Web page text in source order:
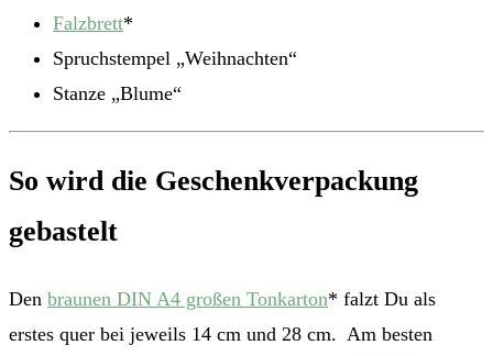
Falzbrett*
Spruchstempel „Weihnachten“
Stanze „Blume“
So wird die Geschenkverpackung
gebastelt
Den braunen DIN A4 großen Tonkarton* falzt Du als
erstes quer bei jeweils 14 cm und 28 cm. Am besten